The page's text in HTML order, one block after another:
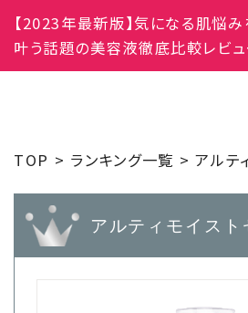
【2023年最新版】気になる肌悩
叶う話題の美容液徹底比較レビュ
TOP ランキング一覧 アルテ
アルティモイスト